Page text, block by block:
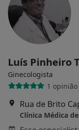
Luís Pinheiro
Ginecologista
1 opinião
Rua de Brito
Clínica Médica